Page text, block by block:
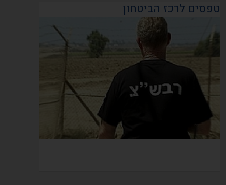
טפסים לרכז הביטחון